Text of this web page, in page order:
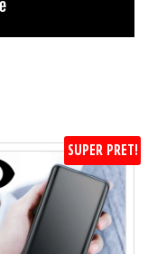
SUPER PRET!